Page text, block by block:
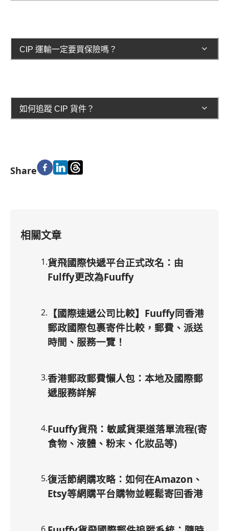
CIP 運輸一定要買保險嗎？
如何追蹤 CIP 貨件？
Share
相關文章
1.貨飛國際快遞平台正式改名：由
Fulffy更改為Fuuffy
2. 【國際速遞公司比較】Fuuffy同香港
郵政國際包裹寄件比較，郵費、派送
時間、服務一覽！
3.香港郵政郵費懶人包：本地及國際郵
遞服務詳解
4.Fuuffy貨飛：敏感貨渠道落單流程(寄
食物、液體、粉末、化妝品等)
5.復活節網購攻略：如何在Amazon、
Etsy等網購平台購物並輕鬆寄回香港